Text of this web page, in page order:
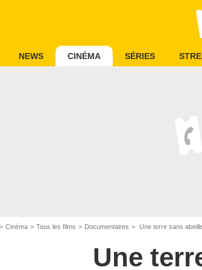
NEWS CINÉMA SÉRIES
Cinéma Tous les films Documentaires Une terre sans
Une